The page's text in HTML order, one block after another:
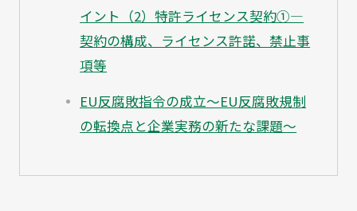
イント（2）特許ライセンス契約①—
契約の構成、ライセンス許諾、禁止事
項等
EU反腐敗指令の成立～EU反腐敗規制
の転換点と企業実務の新たな課題～